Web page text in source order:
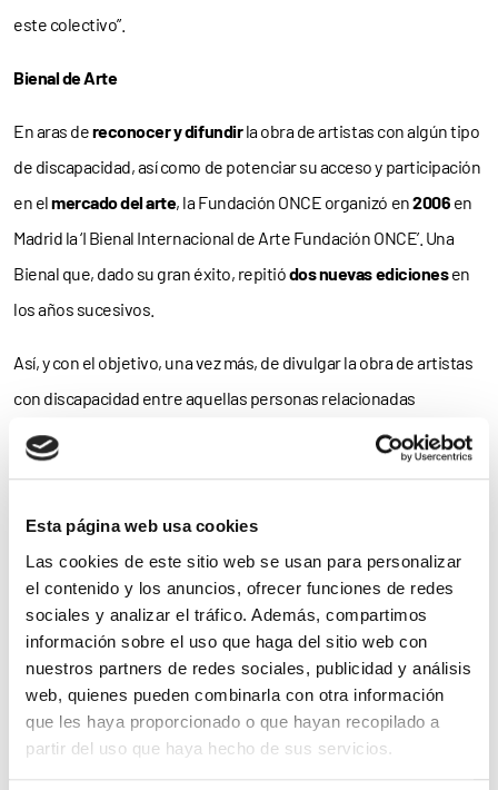
Esta página web usa cookies
Las cookies de este sitio web se usan para personalizar
el contenido y los anuncios, ofrecer funciones de redes
sociales y analizar el tráfico. Además, compartimos
información sobre el uso que haga del sitio web con
nuestros partners de redes sociales, publicidad y análisis
web, quienes pueden combinarla con otra información
que les haya proporcionado o que hayan recopilado a
partir del uso que haya hecho de sus servicios.
este colectivo”.
Bienal de Arte
En aras dereconocer y difundirla obra de artistas con algún tipo
de discapacidad, así como de potenciar su acceso y participación
en elmercado del arte, la Fundación ONCE organizó en2006 en
Madrid la ‘I Bienal Internacional de Arte Fundación ONCE’. Una
Bienal que, dado su gran éxito, repitiódos nuevas edicionesen
los años sucesivos.
Así, y con el objetivo, una vez más, de divulgar la obra de artistas
con discapacidad entre aquellas personas relacionadas
profesionalmente
con el mundo del Arte o que no han tenido la
oportunidad de visitar la Bienal, la exposición ‘El mundo fluye:
Contemporáneo de la Fundación ONCE que se han ido
tres Bienales de Arte
celebradas.
En palabras de Mercé Luz, “se trata de un proyecto que nació para
dar respuesta a la necesidadque tienen las personas con
discapacidad de acceder a la cultura
de una forma normalizada y